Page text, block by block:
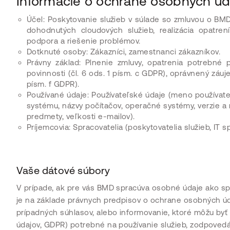
Účel: Poskytovanie služieb v súlade so zmluvou o
dohodnutých cloudových služieb, realizácia
podpora a riešenie problémov.
Dotknuté osoby: Zákazníci, zamestnanci zákazníkov.
Právny základ: Plnenie zmluvy, opatrenia
povinnosti (čl. 6 ods. 1 písm. c GDPR), oprávnený
písm. f GDPR).
Používané údaje: Používateľské údaje (meno
systému, názvy počítačov, operačné systémy, verzie
predmety, veľkosti e-mailov).
Príjemcovia: Spracovatelia (poskytovatelia služieb, IT
Vaše dátové súbory
V prípade, ak pre vás BMD spracúva osobné údaje ako
je na základe právnych predpisov o ochrane osobných
prípadných súhlasov, alebo informovanie, ktoré môžu
údajov, GDPR) potrebné na používanie služieb,